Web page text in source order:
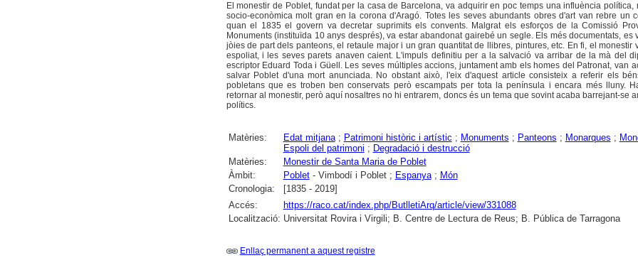
El monestir de Poblet, fundat per la casa de Barcelona, va adquirir en poc temps una influència política,
socio-econòmica molt gran en la corona d'Aragó. Totes les seves abundants obres d'art van rebre un
quan el 1835 el govern va decretar suprimits els convents. Malgrat els esforços de la Comissió
Monuments (instituïda 10 anys després), va estar abandonat gairebé un segle. Els més documentats, es
jòies de part dels panteons, el retaule major i un gran quantitat de llibres, pintures, etc. En fi, el monestir
espoliat, i les seves parets anaven caient. L'impuls definitiu per a la salvació va arribar de la mà del
escriptor Eduard Toda i Güell. Les seves múltiples accions, juntament amb els homes del Patronat, van
salvar Poblet d'una mort anunciada. No obstant això, l'eix d'aquest article consisteix a referir els
pobletans que es troben ben conservats però escampats per tota la península i encara més lluny.
retornar al monestir, però aquí nosaltres no hi entrarem, doncs és un tema que sovint acaba barrejant-se
polítics.
Matèries: Edat mitjana; Patrimoni històric i artístic ; Monuments ; Panteons ; Monarques ;
Espoli del patrimoni ; Degradació i destrucció
Matèries:
Monestir de Santa Maria de Poblet
Àmbit:
Poblet- Vimbodí i Poblet ; Espanya; Món
Cronologia:
[1835 - 2019]
Accés:
https://raco.cat/index.php/ButlletiArq/article/view/331088
Localització: Universitat Rovira i Virgili; B. Centre de Lectura de Reus; B. Pública de Tarragona
Enllaç permanent a aquest registre